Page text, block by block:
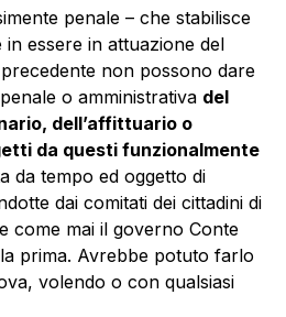
penale – che stabilisce
essere in attuazione del
non possono dare
o amministrativa del
dell’affittuario o
da questi funzionalmente
da tempo ed oggetto di
dai comitati dei cittadini di
come mai il governo Conte
prima. Avrebbe potuto farlo
volendo o con qualsiasi